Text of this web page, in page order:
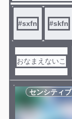
#sxfn #skfn
おなまえないこ
センシティブ